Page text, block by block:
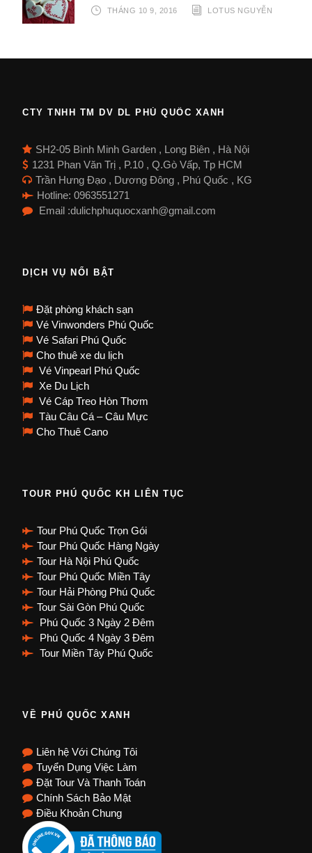
THÁNG 10 9, 2016 LOTUS NGUYỄN
CTY TNHH TM DV DL PHÚ QUỐC XANH
SH2-05 Bình Minh Garden , Long Biên , Hà Nội
1231 Phan Văn Trị , P.10 , Q.Gò Vấp, Tp HCM
Trần Hưng Đạo , Dương Đông , Phú Quốc , KG
Hotline: 0963551271
Email :dulichphuquocxanh@gmail.com
DỊCH VỤ NỔI BẬT
Đặt phòng khách sạn
Vé Vinwonders Phú Quốc
Vé Safari Phú Quốc
Cho thuê xe du lịch
Vé Vinpearl Phú Quốc
Xe Du Lịch
Vé Cáp Treo Hòn Thơm
Tàu Câu Cá – Câu Mực
Cho Thuê Cano
TOUR PHÚ QUỐC KH LIÊN TỤC
Tour Phú Quốc Trọn Gói
Tour Phú Quốc Hàng Ngày
Tour Hà Nội Phú Quốc
Tour Phú Quốc Miền Tây
Tour Hải Phòng Phú Quốc
Tour Sài Gòn Phú Quốc
Phú Quốc 3 Ngày 2 Đêm
Phú Quốc 4 Ngày 3 Đêm
Tour Miền Tây Phú Quốc
VỀ PHÚ QUỐC XANH
Liên hệ Với Chúng Tôi
Tuyển Dụng Việc Làm
Đặt Tour Và Thanh Toán
Chính Sách Bảo Mật
Điều Khoản Chung